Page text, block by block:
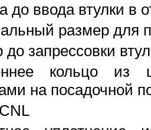
до ввода втулки в
размер для
до запрессовки
кольцо из
на посадочной